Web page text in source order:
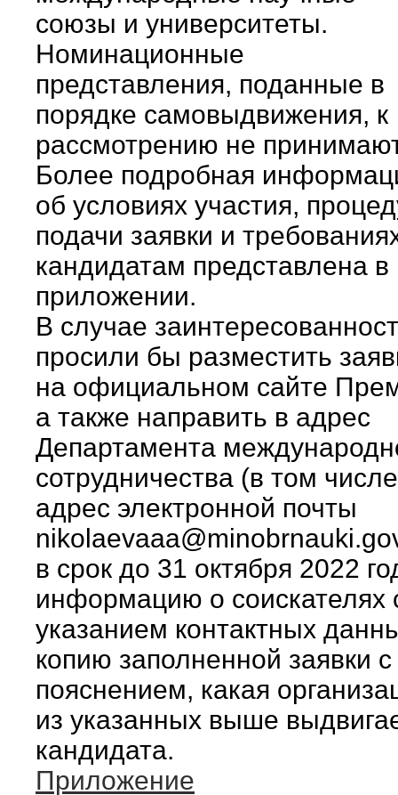
союзы и университеты.
Номинационные
представления, поданные в
порядке самовыдвижения, к
рассмотрению не
Более подробная
об условиях участия,
подачи заявки и
кандидатам представлена в
приложении.
В случае
просили бы разместить
на официальном сайте
а также направить в адрес
Департамента
сотрудничества (в том
адрес электронной почты
в срок до 31 октября 2022
информацию о соискателях
указанием контактных
копию заполненной заявки с
пояснением, какая
из указанных выше
кандидата.
Приложение